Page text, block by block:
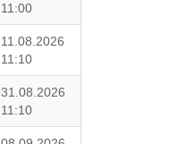
11:00
11.08.2026
11:10
31.08.2026
11:10